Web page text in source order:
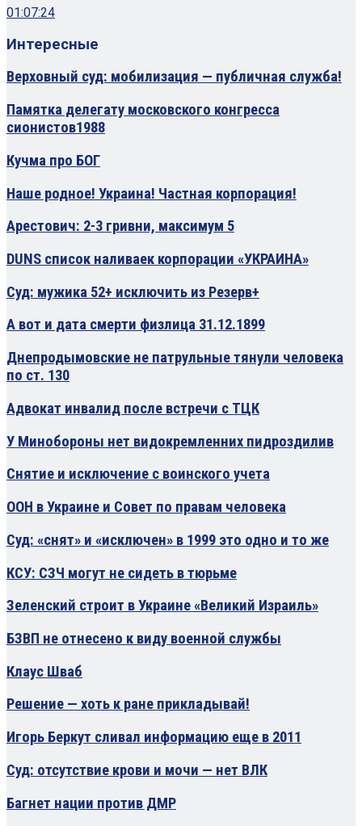
01:07:24
Интересные
Верховный суд: мобилизация — публичная служба!
Памятка делегату московского конгресса
сионистов1988
Кучма про БОГ
Наше родное! Украина! Частная корпорация!
Арестович: 2-3 гривни, максимум 5
DUNS список наливаек корпорации «УКРАИНА»
Суд: мужика 52+ исключить из Резерв+
А вот и дата смерти физлица 31.12.1899
Днепродымовские не патрульные тянули человека
по ст. 130
Адвокат инвалид после встречи с ТЦК
У Минобороны нет видокремленних пидроздилив
Снятие и исключение с воинского учета
ООН в Украине и Совет по правам человека
Суд: «снят» и «исключен» в 1999 это одно и то же
КСУ: СЗЧ могут не сидеть в тюрьме
Зеленский строит в Украине «Великий Израиль»
БЗВП не отнесено к виду военной службы
Клаус Шваб
Решение — хоть к ране прикладывай!
Игорь Беркут сливал информацию еще в 2011
Суд: отсутствие крови и мочи — нет ВЛК
Багнет нации против ДМР